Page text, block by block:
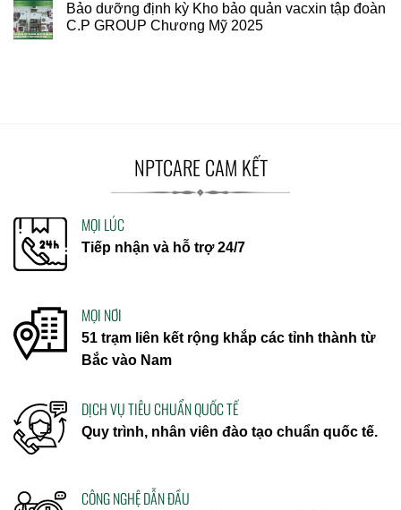
Bảo dưỡng định kỳ Kho bảo quản vacxin tập đoàn
C.P GROUP Chương Mỹ 2025
NPTCARE CAM KẾT
MỌI LÚC
Tiếp nhận và hỗ trợ 24/7
MỌI NƠI
51 trạm liên kết rộng khắp các tỉnh thành từ
Bắc vào Nam
DỊCH VỤ TIÊU CHUẨN QUỐC TẾ
Quy trình, nhân viên đào tạo chuẩn quốc tế.
CÔNG NGHỆ DẪN ĐẦU